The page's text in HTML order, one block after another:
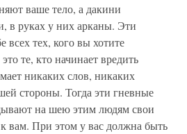
ваше тело, а дакини
в руках у них арканы. Эти
всех тех, кого вы хотите
те, кто начинает вредить
никаких слов, никаких
стороны. Тогда эти гневные
на шею этим людям свои
вам. При этом у вас должна быть